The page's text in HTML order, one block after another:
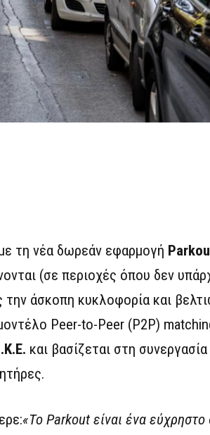
τη νέα δωρεάν εφαρμογή
(σε περιοχές όπου δεν
άσκοπη κυκλοφορία και
Peer-to-Peer (P2P)
και βασίζεται στη
«Το Parkout είναι ένα